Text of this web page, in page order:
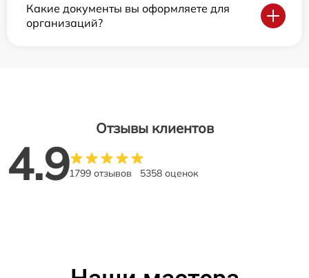
Какие документы вы оформляете для
организаций?
Отзывы клиентов
4.91799 отзывов 5358 оценок